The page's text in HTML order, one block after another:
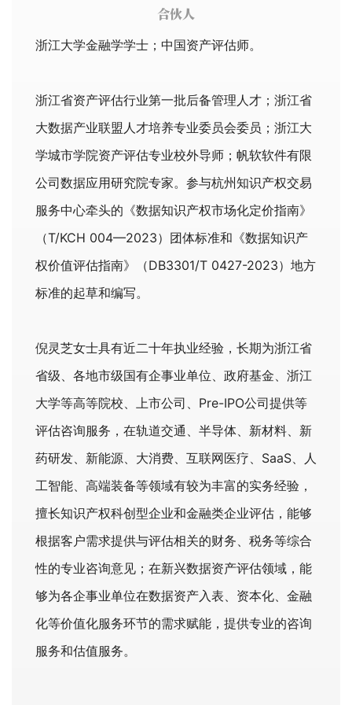
合伙人
浙江大学金融学学士；中国资产评估师。
浙江省资产评估行业第一批后备管理人才；浙江省
大数据产业联盟人才培养专业委员会委员；浙江大
学城市学院资产评估专业校外导师；帆软软件有限
公司数据应用研究院专家。参与杭州知识产权交易
服务中心牵头的《数据知识产权市场化定价指南》
（T/KCH 004—2023）团体标准和《数据知识产
权价值评估指南》（DB3301/T 0427-2023）地方
标准的起草和编写。
倪灵芝女士具有近二十年执业经验，长期为浙江省
省级、各地市级国有企事业单位、政府基金、浙江
大学等高等院校、上市公司、Pre-IPO公司提供等
评估咨询服务，在轨道交通、半导体、新材料、新
药研发、新能源、大消费、互联网医疗、SaaS、人
工智能、高端装备等领域有较为丰富的实务经验，
擅长知识产权科创型企业和金融类企业评估，能够
根据客户需求提供与评估相关的财务、税务等综合
性的专业咨询意见；在新兴数据资产评估领域，能
够为各企事业单位在数据资产入表、资本化、金融
化等价值化服务环节的需求赋能，提供专业的咨询
服务和估值服务。